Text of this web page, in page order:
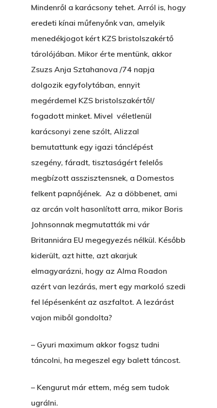
Mindenről a karácsony tehet. Arról is, hogy
eredeti kínai műfenyőnk van, amelyik
menedékjogot kért KZS bristolszakértő
tárolójában. Mikor érte mentünk, akkor
Zsuzs Anja Sztahanova /74 napja
dolgozik egyfolytában, ennyit
megérdemel KZS bristolszakértő!/
fogadott minket. Mivel véletlenül
karácsonyi zene szólt, Alizzal
bemutattunk egy igazi tánclépést
szegény, fáradt, tisztaságért felelős
megbízott asszisztensnek, a Domestos
felkent papnőjének. Az a döbbenet, ami
az arcán volt hasonlított arra, mikor Boris
Johnsonnak megmutatták mi vár
Britanniára EU megegyezés nélkül. Később
kiderült, azt hitte, azt akarjuk
elmagyarázni, hogy az Alma Roadon
azért van lezárás, mert egy markoló szedi
fel lépésenként az aszfaltot. A lezárást
vajon miből gondolta?
– Gyuri maximum akkor fogsz tudni
táncolni, ha megeszel egy balett táncost.
– Kengurut már ettem, még sem tudok
ugrálni.